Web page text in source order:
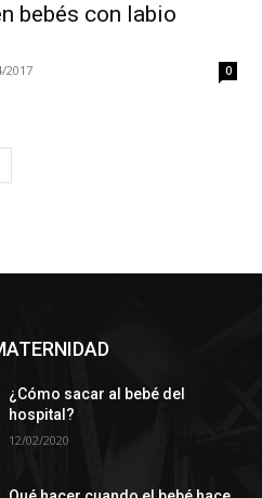
bebés con labio
2017 0
¿Cómo sacar al bebé del
hospital?
12/02/2020